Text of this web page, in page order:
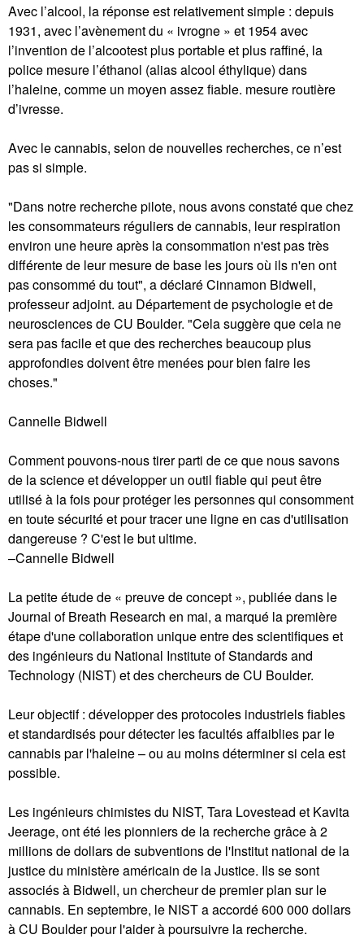
Avec l’alcool, la réponse est relativement simple : depuis
1931, avec l’avènement du « ivrogne » et 1954 avec
l’invention de l’alcootest plus portable et plus raffiné, la
police mesure l’éthanol (alias alcool éthylique) dans
l’haleine, comme un moyen assez fiable. mesure routière
d’ivresse.
Avec le cannabis, selon de nouvelles recherches, ce n’est
pas si simple.
"Dans notre recherche pilote, nous avons constaté que chez
les consommateurs réguliers de cannabis, leur respiration
environ une heure après la consommation n'est pas très
différente de leur mesure de base les jours où ils n'en ont
pas consommé du tout", a déclaré Cinnamon Bidwell,
professeur adjoint. au Département de psychologie et de
neurosciences de CU Boulder. "Cela suggère que cela ne
sera pas facile et que des recherches beaucoup plus
approfondies doivent être menées pour bien faire les
choses."
Cannelle Bidwell
Comment pouvons-nous tirer parti de ce que nous savons
de la science et développer un outil fiable qui peut être
utilisé à la fois pour protéger les personnes qui consomment
en toute sécurité et pour tracer une ligne en cas d'utilisation
dangereuse ? C'est le but ultime.
–Cannelle Bidwell
La petite étude de « preuve de concept », publiée dans le
Journal of Breath Research en mai, a marqué la première
étape d'une collaboration unique entre des scientifiques et
des ingénieurs du National Institute of Standards and
Technology (NIST) et des chercheurs de CU Boulder.
Leur objectif : développer des protocoles industriels fiables
et standardisés pour détecter les facultés affaiblies par le
cannabis par l'haleine – ou au moins déterminer si cela est
possible.
Les ingénieurs chimistes du NIST, Tara Lovestead et Kavita
Jeerage, ont été les pionniers de la recherche grâce à 2
millions de dollars de subventions de l'Institut national de la
justice du ministère américain de la Justice. Ils se sont
associés à Bidwell, un chercheur de premier plan sur le
cannabis. En septembre, le NIST a accordé 600 000 dollars
à CU Boulder pour l'aider à poursuivre la recherche.